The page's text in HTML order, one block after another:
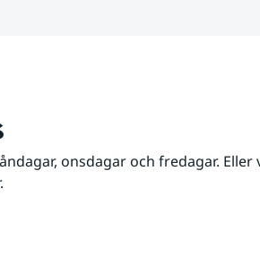
onsdagar och fredagar. Eller